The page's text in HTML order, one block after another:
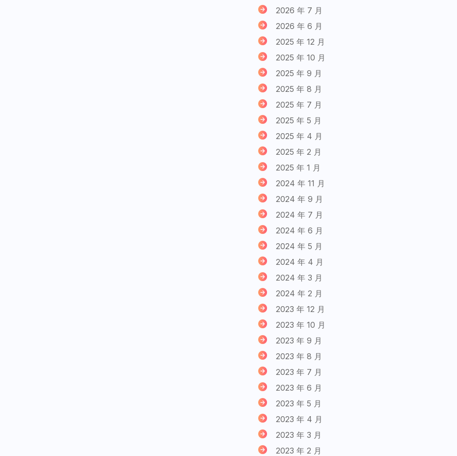
2026 年 7 月
2026 年 6 月
2025 年 12 月
2025 年 10 月
2025 年 9 月
2025 年 8 月
2025 年 7 月
2025 年 5 月
2025 年 4 月
2025 年 2 月
2025 年 1 月
2024 年 11 月
2024 年 9 月
2024 年 7 月
2024 年 6 月
2024 年 5 月
2024 年 4 月
2024 年 3 月
2024 年 2 月
2023 年 12 月
2023 年 10 月
2023 年 9 月
2023 年 8 月
2023 年 7 月
2023 年 6 月
2023 年 5 月
2023 年 4 月
2023 年 3 月
2023 年 2 月